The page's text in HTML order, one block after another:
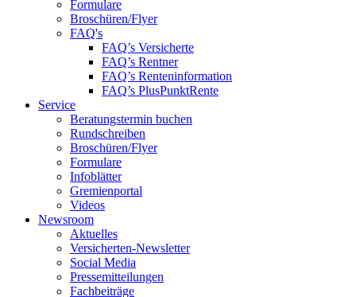
Formulare
Broschüren/Flyer
FAQ's
FAQ’s Versicherte
FAQ’s Rentner
FAQ’s Renteninformation
FAQ’s PlusPunktRente
Service
Beratungstermin buchen
Rundschreiben
Broschüren/Flyer
Formulare
Infoblätter
Gremienportal
Videos
Newsroom
Aktuelles
Versicherten-Newsletter
Social Media
Pressemitteilungen
Fachbeiträge